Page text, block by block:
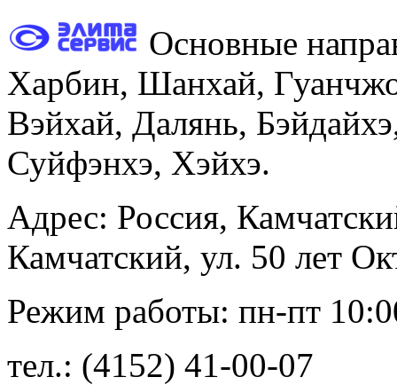
Основные
Харбин, Шанхай,
Вэйхай, Далянь,
Суйфэнхэ, Хэйхэ.
Адрес: Россия,
Камчатский, ул. 50 лет
Режим работы: пн-пт
тел.: (4152) 41-00-07